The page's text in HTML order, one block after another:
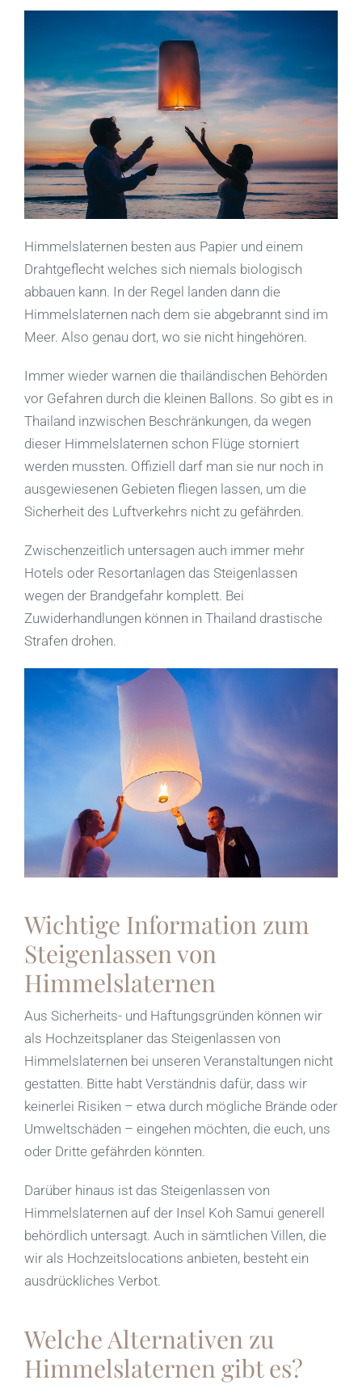
Himmelslaternen besten aus Papier und einem
Drahtgeflecht welches sich niemals biologisch
abbauen kann. In der Regel landen dann die
Himmelslaternen nach dem sie abgebrannt sind im
Meer. Also genau dort, wo sie nicht hingehören.
Immer wieder warnen die thailändischen Behörden
vor Gefahren durch die kleinen Ballons. So gibt es in
Thailand inzwischen Beschränkungen, da wegen
dieser Himmelslaternen schon Flüge storniert
werden mussten. Offiziell darf man sie nur noch in
ausgewiesenen Gebieten fliegen lassen, um die
Sicherheit des Luftverkehrs nicht zu gefährden.
Zwischenzeitlich untersagen auch immer mehr
Hotels oder Resortanlagen das Steigenlassen
wegen der Brandgefahr komplett. Bei
Zuwiderhandlungen können in Thailand drastische
Strafen drohen.
Wichtige Information zum
Steigenlassen von
Himmelslaternen
Aus Sicherheits- und Haftungsgründen können wir
als Hochzeitsplaner das Steigenlassen von
Himmelslaternen bei unseren Veranstaltungen nicht
gestatten. Bitte habt Verständnis dafür, dass wir
keinerlei Risiken – etwa durch mögliche Brände oder
Umweltschäden – eingehen möchten, die euch, uns
oder Dritte gefährden könnten.
Darüber hinaus ist das Steigenlassen von
Himmelslaternen auf der Insel Koh Samui generell
behördlich untersagt. Auch in sämtlichen Villen, die
wir als Hochzeitslocations anbieten, besteht ein
ausdrückliches Verbot.
Welche Alternativen zu
Himmelslaternen gibt es?